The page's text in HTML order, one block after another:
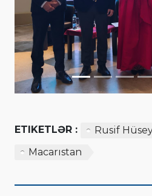
ETIKETLƏR :
Rusif
Macarıstan